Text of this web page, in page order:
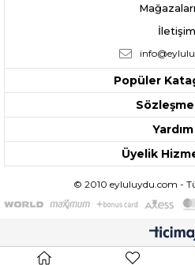
İletişim
Popüler
Yardım
Üyelik
© 2010 eyluluydu.com -